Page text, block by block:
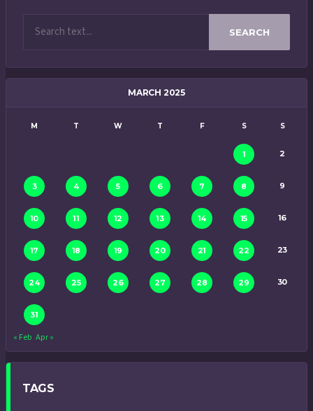
SEARCH
MARCH 2025
M T W T F S S
1 2
3 4 5 6 7 8 9
10 11 12 13 14 15 16
17 18 19 20 21 22 23
24 25 26 27 28 29 30
31
« Feb Apr »
TAGS